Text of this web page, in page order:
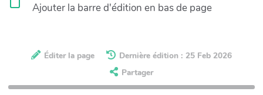
Ajouter la barre d'édition en bas de page
Éditer la page
Dernière édition : 25 Feb 2026
Partager